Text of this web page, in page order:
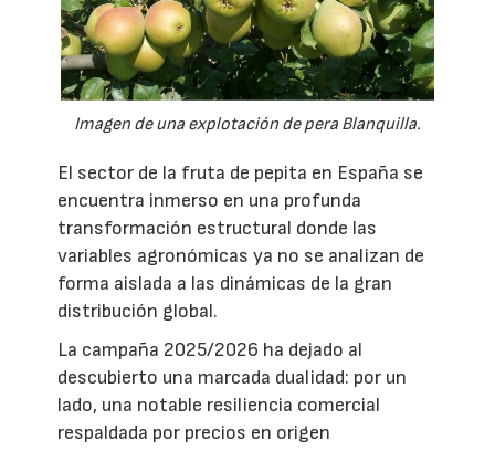
Imagen de una explotación de pera Blanquilla.
El sector de la fruta de pepita en España se
encuentra inmerso en una profunda
transformación estructural donde las
variables agronómicas ya no se analizan de
forma aislada a las dinámicas de la gran
distribución global.
La campaña 2025/2026 ha dejado al
descubierto una marcada dualidad: por un
lado, una notable resiliencia comercial
respaldada por precios en origen